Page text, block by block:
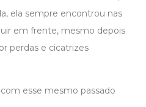
ela sempre encontrou nas
em frente, mesmo depois
perdas e cicatrizes
esse mesmo passado